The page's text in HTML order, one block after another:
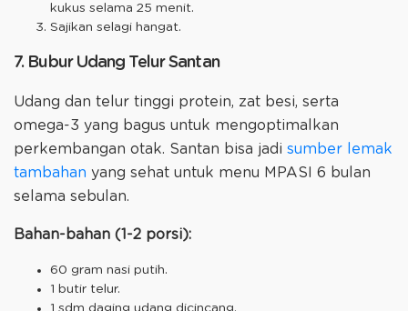
kukus selama 25 menit.
Sajikan selagi hangat.
7. Bubur Udang Telur Santan
Udang dan telur tinggi protein, zat besi, serta
omega-3 yang bagus untuk mengoptimalkan
perkembangan otak. Santan bisa jadi sumber lemak
tambahan yang sehat untuk menu MPASI 6 bulan
selama sebulan.
Bahan-bahan (1-2 porsi):
60 gram nasi putih.
1 butir telur.
1 sdm daging udang dicincang.